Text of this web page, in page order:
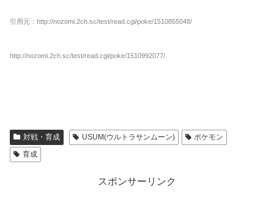
引用元：http://nozomi.2ch.sc/test/read.cgi/poke/1510855048/
http://nozomi.2ch.sc/test/read.cgi/poke/1510992077/
対戦・育成 USUM(ウルトラサンムーン)
ポケモン
育成
スポンサーリンク